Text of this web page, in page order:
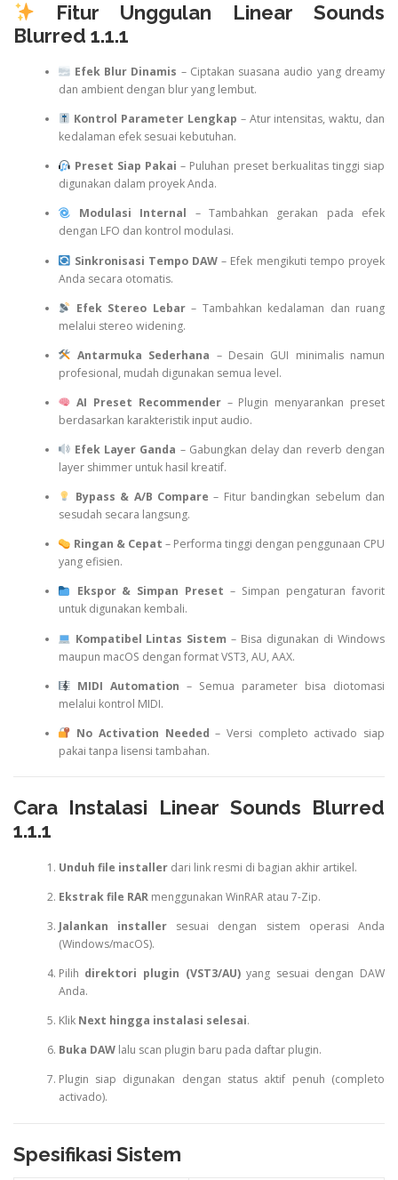
Fitur Unggulan Linear Sounds
Blurred 1.1.1
Efek Blur Dinamis – Ciptakan suasana audio yang dreamy
dan ambient dengan blur yang lembut.
Kontrol Parameter Lengkap – Atur intensitas, waktu, dan
kedalaman efek sesuai kebutuhan.
Preset Siap Pakai – Puluhan preset berkualitas tinggi siap
digunakan dalam proyek Anda.
Modulasi Internal – Tambahkan gerakan pada efek
dengan LFO dan kontrol modulasi.
Sinkronisasi Tempo DAW – Efek mengikuti tempo proyek
Anda secara otomatis.
Efek Stereo Lebar– Tambahkan kedalaman dan ruang
melalui stereo widening.
Antarmuka Sederhana – Desain GUI minimalis namun
profesional, mudah digunakan semua level.
AI Preset Recommender– Plugin menyarankan preset
berdasarkan karakteristik input audio.
Efek Layer Ganda – Gabungkan delay dan reverb dengan
layer shimmer untuk hasil kreatif.
Bypass & A/B Compare – Fitur bandingkan sebelum dan
sesudah secara langsung.
Ringan & Cepat – Performa tinggi dengan penggunaan CPU
yang efisien.
Ekspor & Simpan Preset – Simpan pengaturan favorit
untuk digunakan kembali.
Kompatibel Lintas Sistem – Bisa digunakan di Windows
maupun macOS dengan format VST3, AU, AAX.
MIDI Automation – Semua parameter bisa diotomasi
melalui kontrol MIDI.
No Activation Needed – Versi completo activado siap
pakai tanpa lisensi tambahan.
Cara Instalasi Linear Sounds Blurred
1.1.1
Unduh file installerdari link resmi di bagian akhir artikel.
Ekstrak file RARmenggunakan WinRAR atau 7-Zip.
Jalankan installersesuai dengan sistem operasi Anda
(Windows/macOS).
Pilih direktori plugin (VST3/AU)yang sesuai dengan DAW
Anda.
Klik Next hingga instalasi selesai.
Buka DAWlalu scan plugin baru pada daftar plugin.
Plugin siap digunakan dengan status aktif penuh (completo
activado).
Spesifikasi Sistem